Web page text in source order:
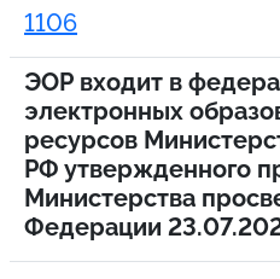
1106
ЭОР входит в
электронных
ресурсов
РФ утвержденного
Министерства
Федерации